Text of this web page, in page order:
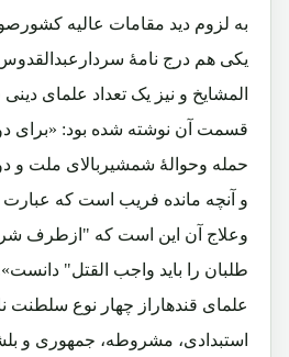
به لزوم دید مقامات عالیه
یکی هم درج نامۀ
المشایخ و نیز یک تعداد علمای
قسمت آن نوشته شده بود: «برای
حمله وحوالۀ شمشیربالای ملت و
و آنچه مانده فریب است که
وعلاج آن این است که "ازطرف
طلبان را باید واجب القتل"
علمای قندهاراز چهار نوع سلطنت
استبدادی، مشروطه، جمهوری و